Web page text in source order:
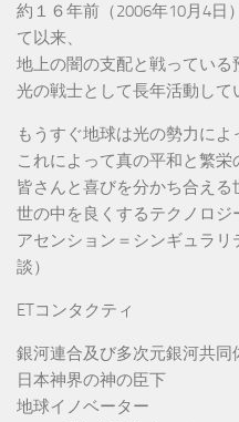
約１６年前（2006年10月4日
て以来、
地上の闇の支配と戦っている
光の戦士として長年活動して
もうすぐ地球は光の勢力によ
これによって真の平和と繁栄
皆さんと喜びを分かち合え
世の中を良くするテクノロジ
アセンション＝シンギュラ
談）
ETコンタクティ
銀河連合及び多次元銀河共同
日本神界の神の臣下
地球イノベーター